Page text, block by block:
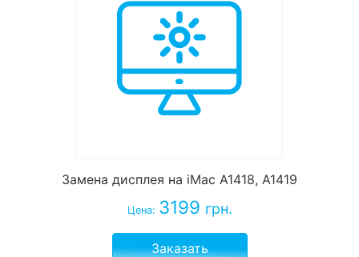
Замена дисплея на iMac A1418, A1419
Цена: 3199 грн.
Заказать